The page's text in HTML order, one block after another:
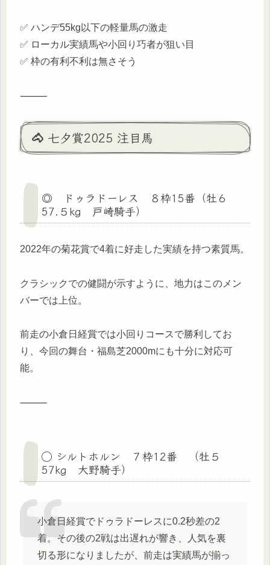
✅ ハンデ55kg以下の軽量馬の激走
✅ ローカル実績馬や小回り巧者が狙い目
✅ 枠の有利不利は無さそう
⸻
🐴 七夕賞2025 注目馬
◎ ドゥラドーレス ８枠15番（牡６
57.５kg 戸崎騎手）
2022年の菊花賞で4着に好走した実績を持つ素質馬。
クラシックでの健闘が示すように、地力はこのメン
バーでは上位。
前走の小倉日経賞では小回りコースで勝利してお
り、今回の舞台・福島芝2000mにも十分に対応可
能。
⸻
◯ シルトホルン ７枠12番 （牡５
57kg 大野騎手）
小倉日経賞でドゥラドーレスに0.2秒差の2
着。その後の2戦は出遅れが響き、人気を裏
切る形になりましたが、前走は実績馬が揃っ